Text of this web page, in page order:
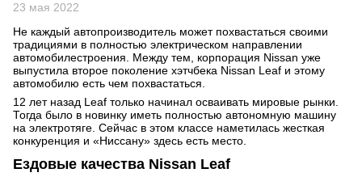
23 мая 2022
Не каждый автопроизводитель может похвастаться своими
традициями в полностью электрическом направлении
автомобилестроения. Между тем, корпорация Nissan уже
выпустила второе поколение хэтчбека Nissan Leaf и этому
автомобилю есть чем похвастаться.
12 лет назад Leaf только начинал осваивать мировые рынки.
Тогда было в новинку иметь полностью автономную машину
на электротяге. Сейчас в этом классе наметилась жесткая
конкуренция и «Ниссану» здесь есть место.
Ездовые качества Nissan Leaf